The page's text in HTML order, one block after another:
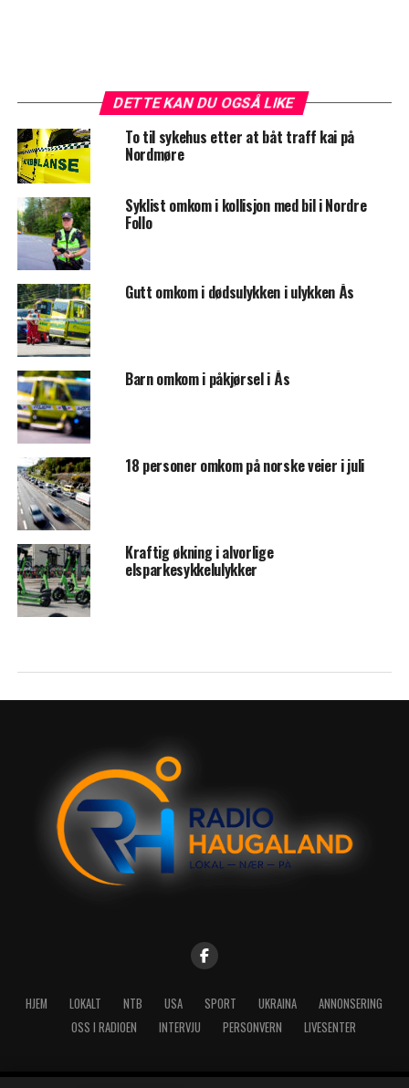
DETTE KAN DU OGSÅ LIKE
To til sykehus etter at båt traff kai på
Nordmøre
Syklist omkom i kollisjon med bil i Nordre
Follo
Gutt omkom i dødsulykken i ulykken Ås
Barn omkom i påkjørsel i Ås
18 personer omkom på norske veier i juli
Kraftig økning i alvorlige
elsparkesykkelulykker
HJEM LOKALT NTB USA SPORT UKRAINA
ANNONSERING
OSS I RADIOEN
INTERVJU PERSONVERN LIVESENTER